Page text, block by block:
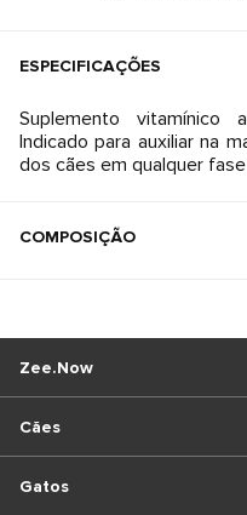
ESPECIFICAÇÕES
Suplemento vitamínico
Indicado para auxiliar na
COMPOSIÇÃO
Cães
Gatos
Zee.Now